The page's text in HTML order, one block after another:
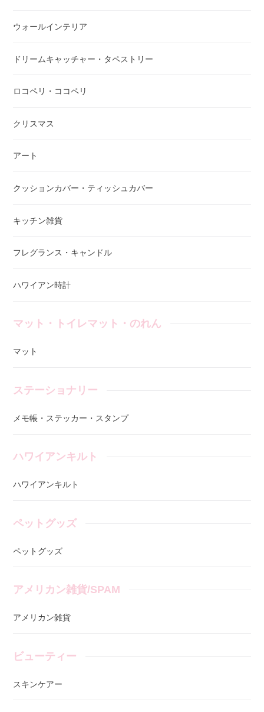
ウォールインテリア
ドリームキャッチャー・タペストリー
ロコペリ・ココペリ
クリスマス
アート
クッションカバー・ティッシュカバー
キッチン雑貨
フレグランス・キャンドル
ハワイアン時計
マット・トイレマット・のれん
マット
ステーショナリー
メモ帳・ステッカー・スタンプ
ハワイアンキルト
ハワイアンキルト
ペットグッズ
ペットグッズ
アメリカン雑貨/SPAM
アメリカン雑貨
ビューティー
スキンケアー